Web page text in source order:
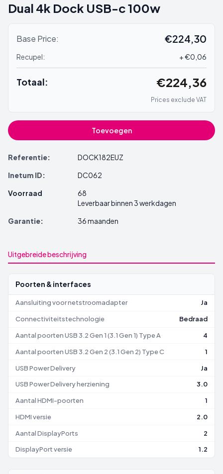
Dual 4k Dock USB-c 100w
Base Price: €224,30
Recupel: + €0,06
Totaal: €224,36
Prices exclude VAT
Toevoegen
Referentie:
DOCK182EUZ
Inetum ID:
DC062
Voorraad
68
Leverbaar binnen 3 werkdagen
Garantie:
36 maanden
Uitgebreide beschrijving
Poorten & interfaces
Aansluiting voor netstroomadapter Ja
Connectiviteitstechnologie Bedraad
Aantal poorten USB 3.2 Gen 1 (3.1 Gen 1) Type A 4
Aantal poorten USB 3.2 Gen 2 (3.1 Gen 2) Type C 1
USB Power Delivery Ja
USB Power Delivery herziening 3.0
Aantal HDMI-poorten 1
HDMI versie 2.0
Aantal DisplayPorts 2
DisplayPort versie 1.2